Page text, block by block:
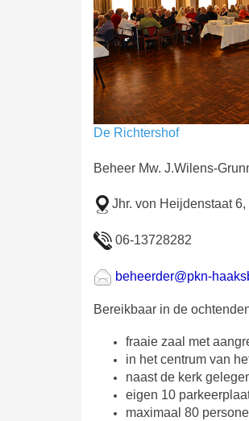
De Richtershof
Beheer Mw. J.Wilens-
Jhr. von Heijdenstaat
06-13728282
beheerder@pkn-
Bereikbaar in de
fraaie zaal met
in het centrum van
naast de kerk
eigen 10
maximaal 80